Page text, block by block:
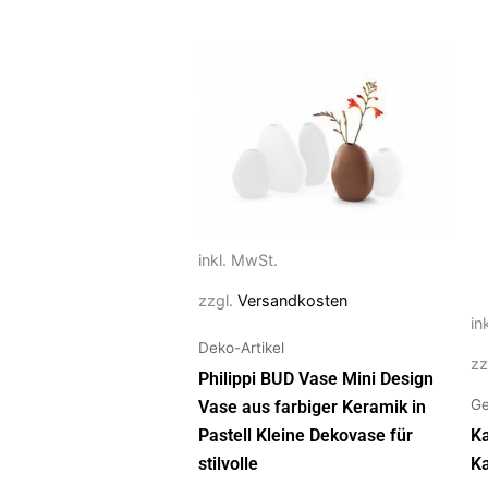
inkl. MwSt.
zzgl. Versandkosten
Deko-Artikel
Philippi BUD Vase Mini Design
Vase aus farbiger Keramik in
Pastell Kleine Dekovase für
stilvolle
Optionen
auf
der
Produktseite
gewählt
werden